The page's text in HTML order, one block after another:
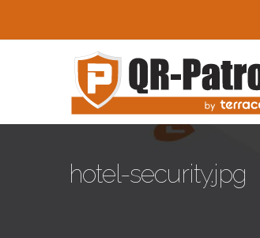
hotel-security.jpg